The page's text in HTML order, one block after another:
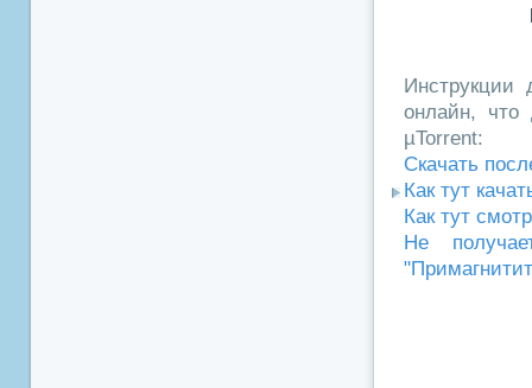
Инструкции
онлайн, что
µTorrent:
Скачать
Как тут
Как тут
Не